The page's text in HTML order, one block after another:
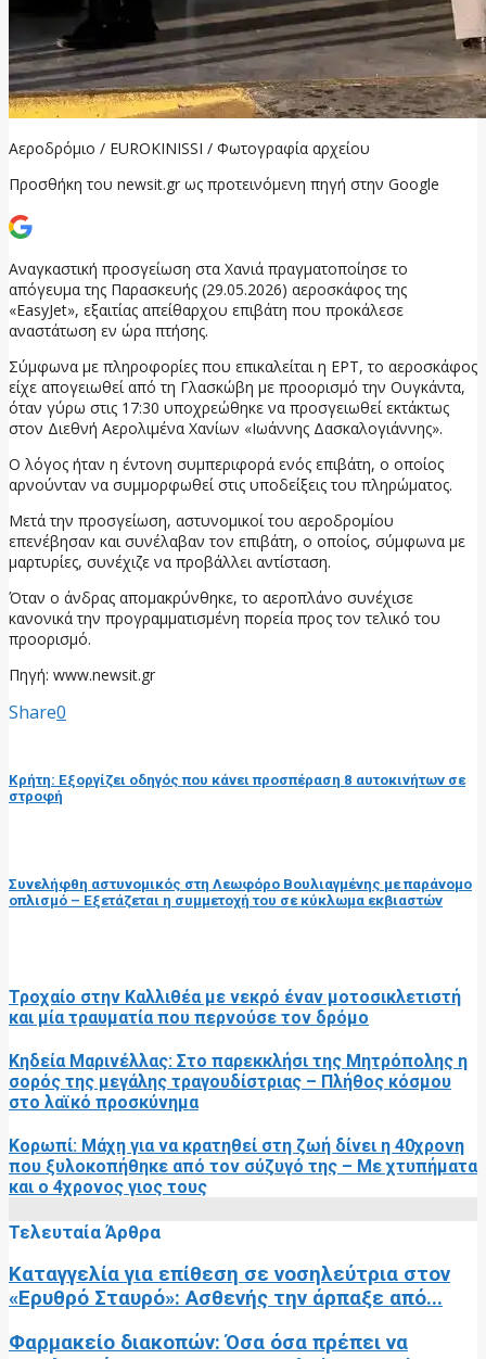
Αεροδρόμιο / EUROKINISSI / Φωτογραφία αρχείου
Προσθήκη του newsit.gr ως προτεινόμενη πηγή στην Google
Αναγκαστική προσγείωση στα Χανιά πραγματοποίησε το
απόγευμα της Παρασκευής (29.05.2026) αεροσκάφος της
«EasyJet», εξαιτίας απείθαρχου επιβάτη που προκάλεσε
αναστάτωση εν ώρα πτήσης.
Σύμφωνα με πληροφορίες που επικαλείται η ΕΡΤ, το αεροσκάφος
είχε απογειωθεί από τη Γλασκώβη με προορισμό την Ουγκάντα,
όταν γύρω στις 17:30 υποχρεώθηκε να προσγειωθεί εκτάκτως
στον Διεθνή Αερολιμένα Χανίων «Ιωάννης Δασκαλογιάννης».
Ο λόγος ήταν η έντονη συμπεριφορά ενός επιβάτη, ο οποίος
αρνούνταν να συμμορφωθεί στις υποδείξεις του πληρώματος.
Μετά την προσγείωση, αστυνομικοί του αεροδρομίου
επενέβησαν και συνέλαβαν τον επιβάτη, ο οποίος, σύμφωνα με
μαρτυρίες, συνέχιζε να προβάλλει αντίσταση.
Όταν ο άνδρας απομακρύνθηκε, το αεροπλάνο συνέχισε
κανονικά την προγραμματισμένη πορεία προς τον τελικό του
προορισμό.
Πηγή: www.newsit.gr
Share0
Κρήτη: Εξοργίζει οδηγός που κάνει προσπέραση 8 αυτοκινήτων σε
στροφή
Συνελήφθη αστυνομικός στη Λεωφόρο Βουλιαγμένης με παράνομο
οπλισμό – Εξετάζεται η συμμετοχή του σε κύκλωμα εκβιαστών
Τροχαίο στην Καλλιθέα με νεκρό έναν μοτοσικλετιστή
και μία τραυματία που περνούσε τον δρόμο
Κηδεία Μαρινέλλας: Στο παρεκκλήσι της Μητρόπολης η
σορός της μεγάλης τραγουδίστριας – Πλήθος κόσμου
στο λαϊκό προσκύνημα
Κορωπί: Μάχη για να κρατηθεί στη ζωή δίνει η 40χρονη
που ξυλοκοπήθηκε από τον σύζυγό της – Με χτυπήματα
και ο 4χρονος γιος τους
Τελευταία Άρθρα
Καταγγελία για επίθεση σε νοσηλεύτρια στον
«Ερυθρό Σταυρό»: Ασθενής την άρπαξε από...
Φαρμακείο διακοπών: Όσα όσα πρέπει να